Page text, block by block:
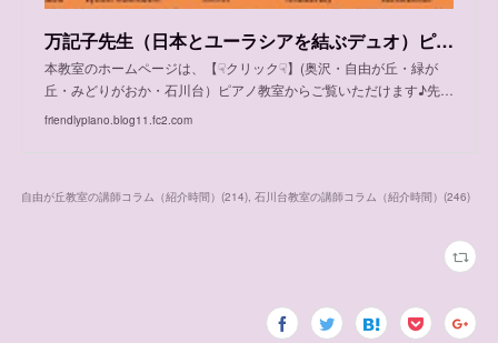
万記子先生（日本とユーラシアを結ぶデュオ）ピアノ、自由が丘教室、金曜、体験可能日程
本教室のホームページは、【☟クリック☟】(奥沢・自由が丘・緑が
丘・みどりがおか・石川台）ピアノ教室からご覧いただけます♪先…
friendlypiano.blog11.fc2.com
自由が丘教室の講師コラム（紹介時間） (214) 石川台教室の講師コラム（紹介時間） (246)